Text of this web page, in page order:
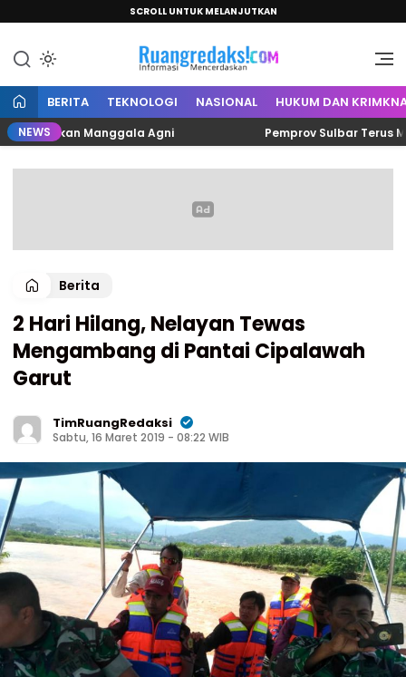
SCROLL UNTUK MELANJUTKAN
Ruang Redaksi
Informasi Mencerdaskan
BERITA TEKNOLOGI NASIONAL HUKUM DAN
NEWSManggala Agni Pemprov Sulbar Terus
Berita
2 Hari Hilang, Nelayan Tewas
Mengambang di Pantai Cipalawah
Garut
TimRuangRedaksi
Sabtu, 16 Maret 2019 - 08:22 WIB